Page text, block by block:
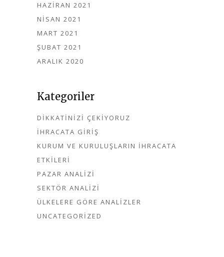
HAZIRAN 2021
NISAN 2021
MART 2021
ŞUBAT 2021
ARALIK 2020
Kategoriler
DIKKATINIZI ÇEKIYORUZ
İHRACATA GIRIŞ
KURUM VE KURULUŞLARIN İHRACATA
ETKILERI
PAZAR ANALIZI
SEKTÖR ANALIZI
ÜLKELERE GÖRE ANALIZLER
UNCATEGORIZED